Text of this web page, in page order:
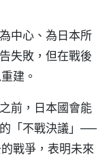
中心、為日本所
失敗，但在戰後
建。
前，日本國會能
「不戰決議」──
戰爭，表明未來